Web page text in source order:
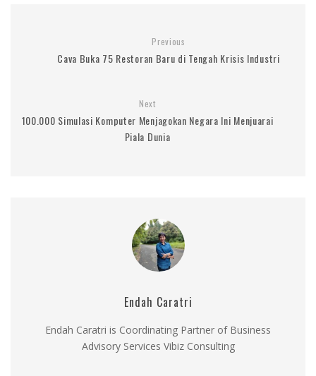
Previous
Cava Buka 75 Restoran Baru di Tengah Krisis Industri
Next
100.000 Simulasi Komputer Menjagokan Negara Ini Menjuarai
Piala Dunia
Endah Caratri
Endah Caratri is Coordinating Partner of Business
Advisory Services Vibiz Consulting